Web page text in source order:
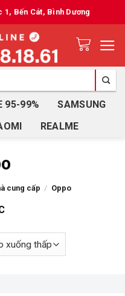
1, Bến Cát, Bình Dương
95-99%
SAMSUNG
REALME
cung cấp / Oppo